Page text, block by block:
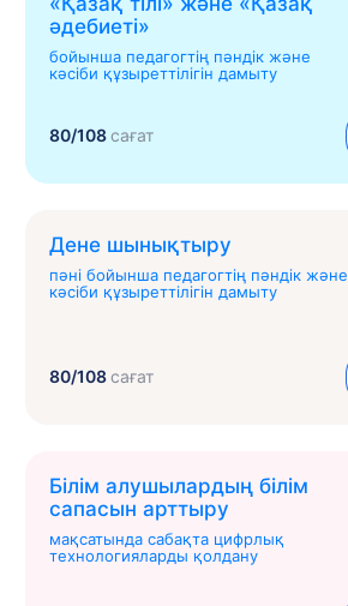
əдебиеті»
бойынша педагогтің пәндік және
кәсіби құзыреттілігін дамыту
80/108сағат
Дене шынықтыру
пәні бойынша педагогтің пәндік және
кәсіби құзыреттілігін дамыту
80/108сағат
Білім алушылардың білім
сапасын арттыру
мақсатында сабақта цифрлық
технологияларды қолдану